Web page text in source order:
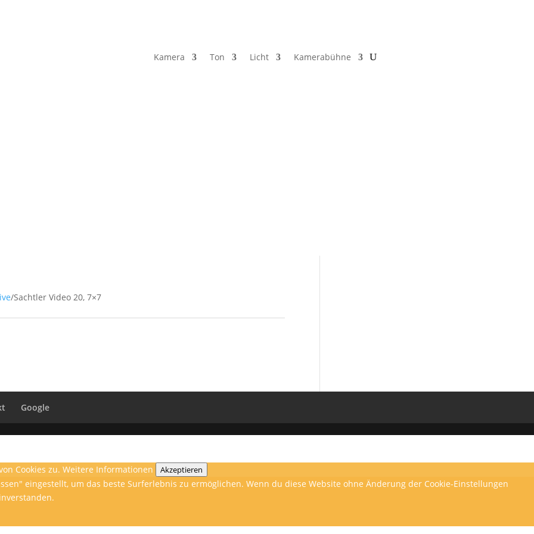
Kamera Ton Licht Kamerabühne
/Sachtler Video 20, 7×7
Google
Cookies zu. Weitere Informationen Akzeptieren
eingestellt, um das beste Surferlebnis zu ermöglichen. Wenn du diese Website ohne Änderung der Cookie-Einstellungen